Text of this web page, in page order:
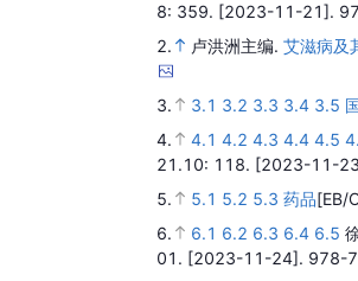
8: 359. [2023-11-21].
2.
卢洪洲主编. 艾滋病及
3. 3.1 3.2 3.3 3.4 3.5
4.
4.1 4.2 4.3 4.4 4.5
21.10: 118. [2023-11-
5.
5.1 5.2 5.3 药品[EB/
6.
6.1 6.2 6.3 6.4 6.5
01. [2023-11-24]. 978-